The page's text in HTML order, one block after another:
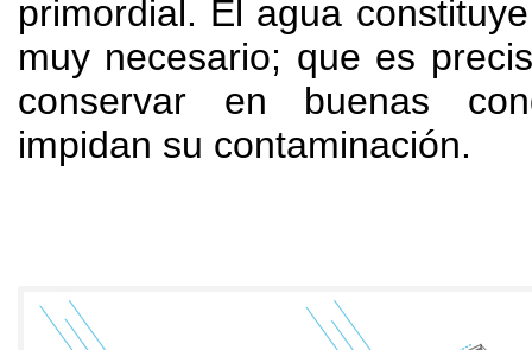
primordial. El agua
muy necesario; que es
conservar en buenas
impidan su contaminación.